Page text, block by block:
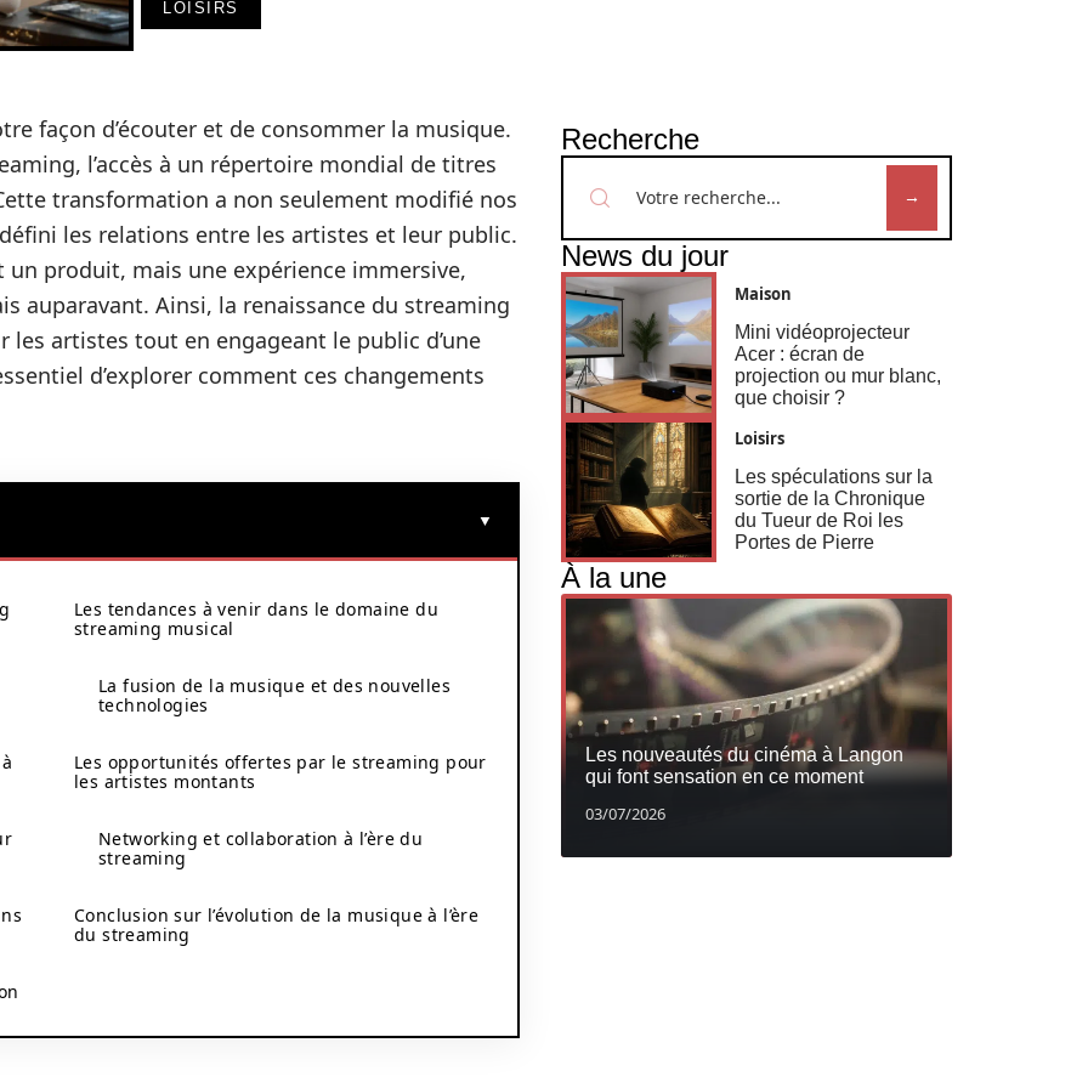
LOISIRS
façon d’écouter et de consommer la musique.
l’accès à un répertoire mondial de titres
transformation a non seulement modifié nos
les relations entre les artistes et leur public.
un produit, mais une expérience immersive,
auparavant. Ainsi, la renaissance du streaming
artistes tout en engageant le public d’une
d’explorer comment ces changements
Les tendances à venir dans le domaine du
streaming musical
La fusion de la musique et des nouvelles
technologies
Les opportunités offertes par le streaming pour
les artistes montants
Networking et collaboration à l’ère du
streaming
Conclusion sur l’évolution de la musique à l’ère
du streaming
Recherche
News du jour
Maison
Mini vidéoprojecteur
Acer : écran de
projection ou mur blanc,
que choisir ?
Loisirs
Les spéculations sur la
sortie de la Chronique
du Tueur de Roi les
Portes de Pierre
À la une
Les nouveautés du cinéma à Langon
qui font sensation en ce moment
03/07/2026